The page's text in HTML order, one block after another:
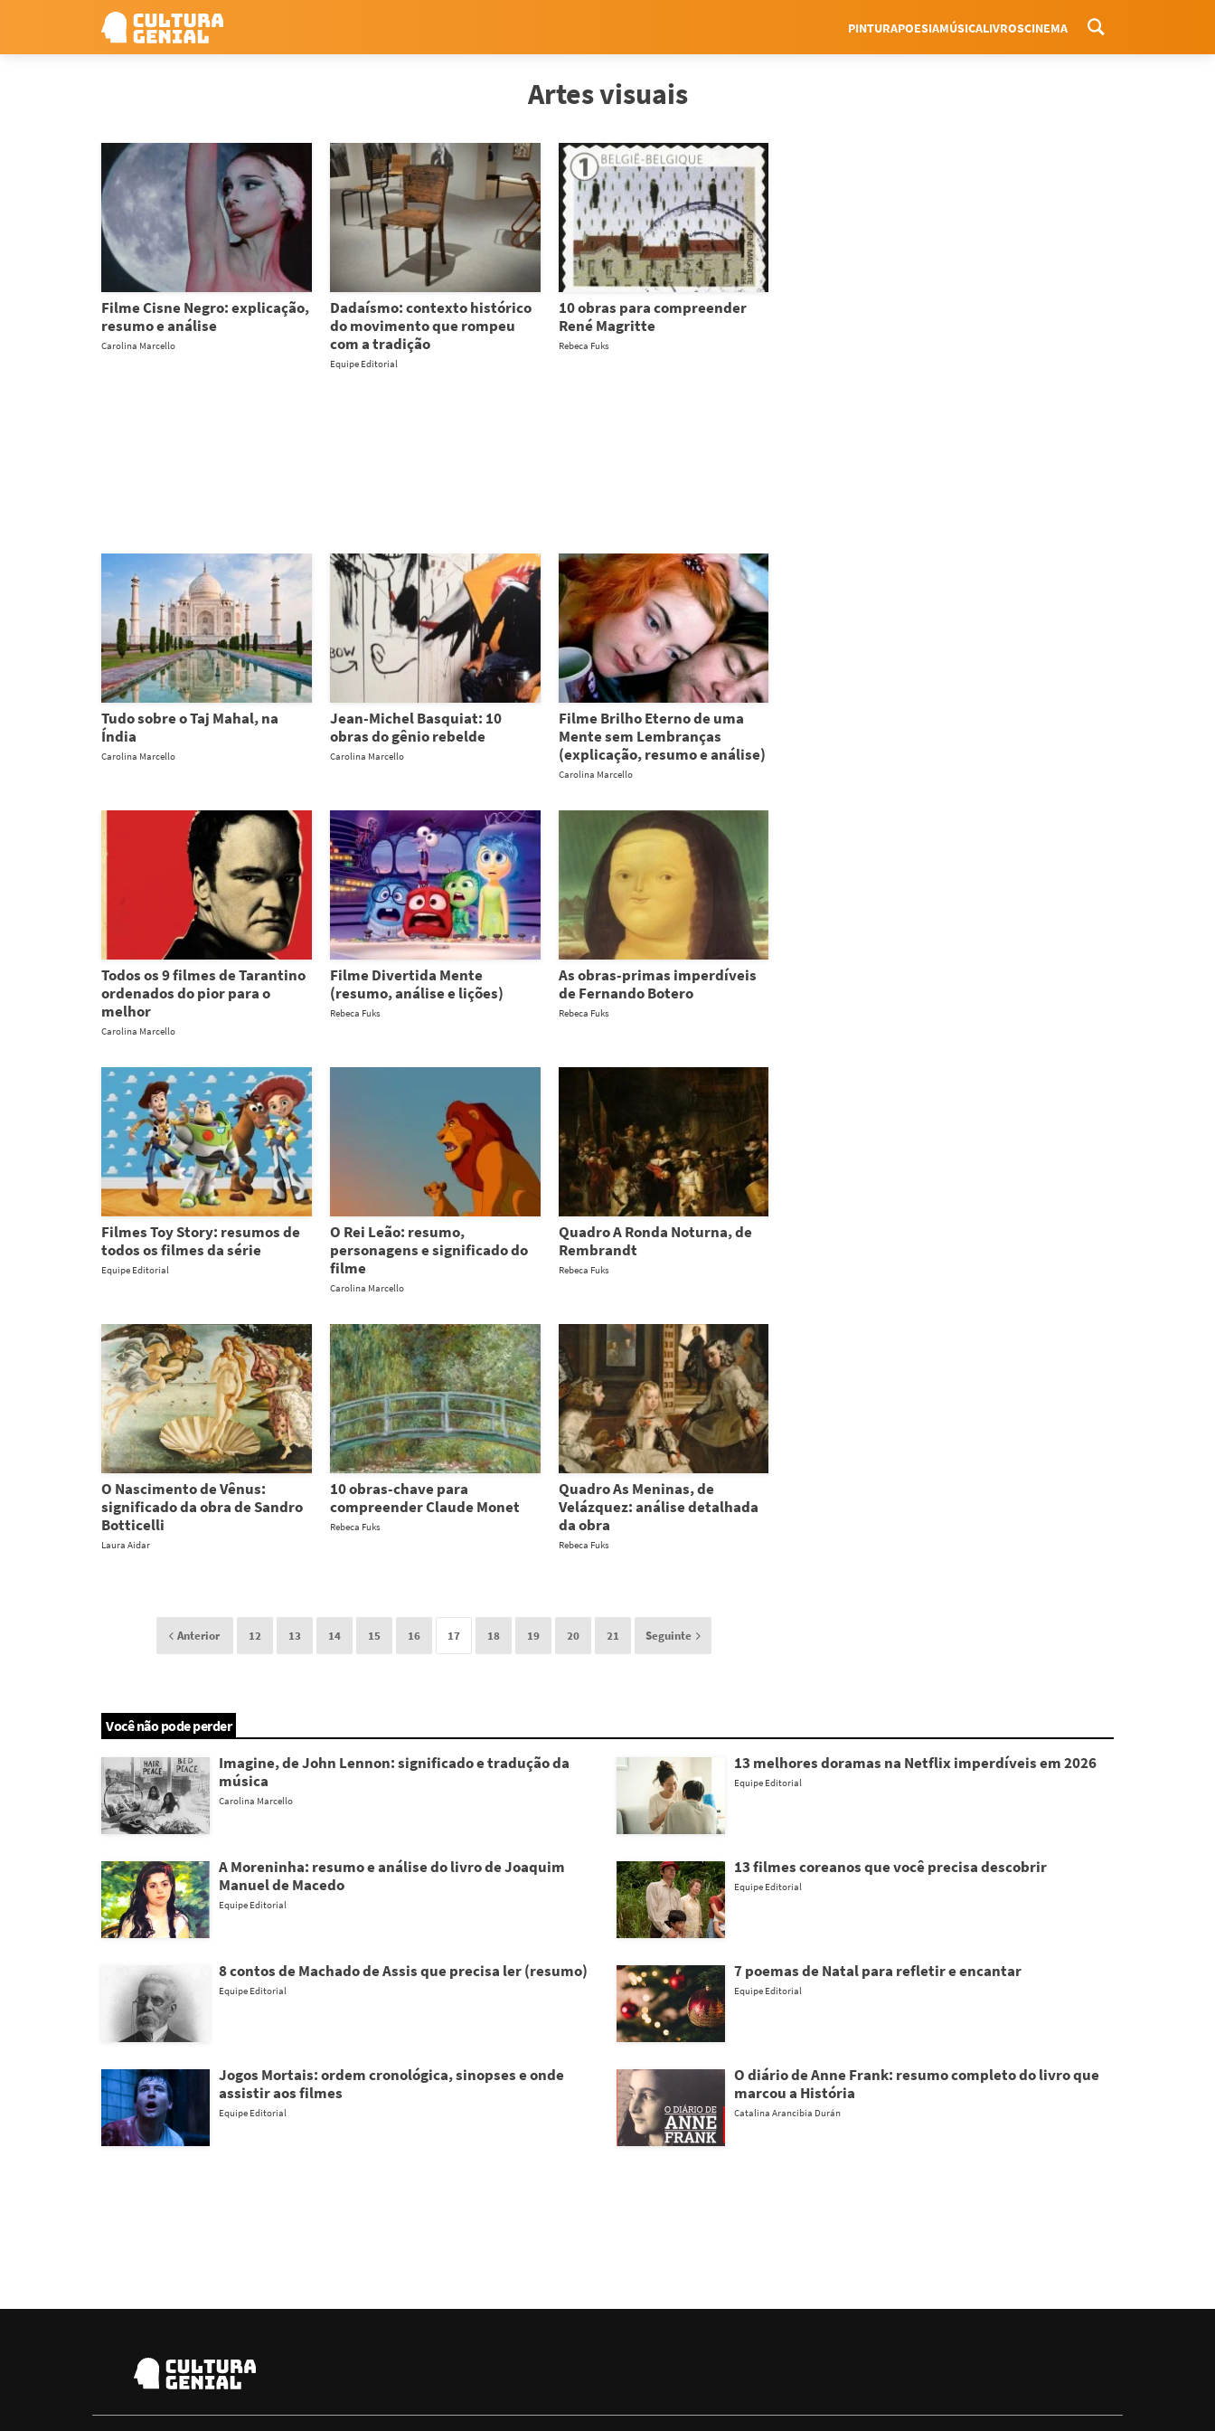
Menu
PINTURAPOESIAMÚSICALIVROSCINEMA
Artes visuais
Filme Cisne Negro: explicação,
resumo e análise
Carolina Marcello
Dadaísmo: contexto histórico
do movimento que rompeu
com a tradição
Equipe Editorial
10 obras para compreender
René Magritte
Rebeca Fuks
Tudo sobre o Taj Mahal, na
Índia
Carolina Marcello
Jean-Michel Basquiat: 10
obras do gênio rebelde
Carolina Marcello
Filme Brilho Eterno de uma
Mente sem Lembranças
(explicação, resumo e análise)
Carolina Marcello
Todos os 9 filmes de Tarantino
ordenados do pior para o
melhor
Carolina Marcello
Filme Divertida Mente
(resumo, análise e lições)
Rebeca Fuks
As obras-primas imperdíveis
de Fernando Botero
Rebeca Fuks
Filmes Toy Story: resumos de
todos os filmes da série
Equipe Editorial
O Rei Leão: resumo,
personagens e significado do
filme
Carolina Marcello
Quadro A Ronda Noturna, de
Rembrandt
Rebeca Fuks
O Nascimento de Vênus:
significado da obra de Sandro
Botticelli
Laura Aidar
10 obras-chave para
compreender Claude Monet
Rebeca Fuks
Quadro As Meninas, de
Velázquez: análise detalhada
da obra
Rebeca Fuks
Anterior 12 13 14 15 16 17 18 19 20 21 Seguinte
Você não pode perder
Imagine, de John Lennon: significado e tradução da
música
Carolina Marcello
13 melhores doramas na Netflix imperdíveis em 2026
Equipe Editorial
A Moreninha: resumo e análise do livro de Joaquim
Manuel de Macedo
Equipe Editorial
13 filmes coreanos que você precisa descobrir
Equipe Editorial
8 contos de Machado de Assis que precisa ler (resumo)
Equipe Editorial
7 poemas de Natal para refletir e encantar
Equipe Editorial
Jogos Mortais: ordem cronológica, sinopses e onde
assistir aos filmes
Equipe Editorial
O diário de Anne Frank: resumo completo do livro que
marcou a História
Catalina Arancibia Durán